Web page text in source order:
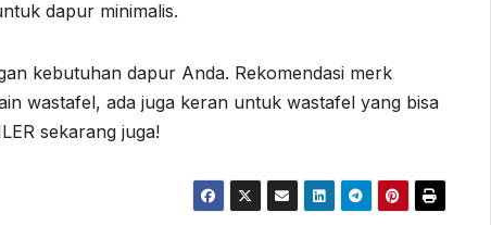
dapur minimalis.
kebutuhan dapur Anda. Rekomendasi merk
wastafel, ada juga keran untuk wastafel yang bisa
sekarang juga!